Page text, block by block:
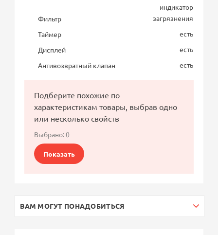
Фильтр
индикатор
загрязнения
Таймер
есть
Дисплей
есть
Антивозвратный клапан
есть
Подберите похожие по
характеристикам товары, выбрав одно
или несколько свойств
Выбрано:0
Показать
ВАМ МОГУТ ПОНАДОБИТЬСЯ